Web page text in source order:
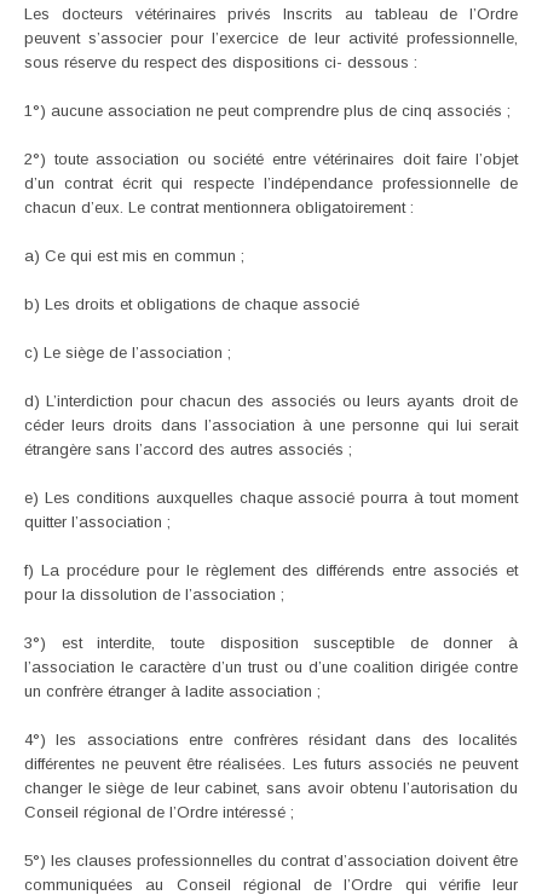
Les docteurs vétérinaires privés Inscrits au tableau de l’Ordre
peuvent s’associer pour l’exercice de leur activité professionnelle,
sous réserve du respect des dispositions ci- dessous :
1°) aucune association ne peut comprendre plus de cinq associés ;
2°) toute association ou société entre vétérinaires doit faire l’objet
d’un contrat écrit qui respecte l’indépendance professionnelle de
chacun d’eux. Le contrat mentionnera obligatoirement :
a) Ce qui est mis en commun ;
b) Les droits et obligations de chaque associé
c) Le siège de l’association ;
d) L’interdiction pour chacun des associés ou leurs ayants droit de
céder leurs droits dans l’association à une personne qui lui serait
étrangère sans l’accord des autres associés ;
e) Les conditions auxquelles chaque associé pourra à tout moment
quitter l’association ;
f) La procédure pour le règlement des différends entre associés et
pour la dissolution de l’association ;
3°) est interdite, toute disposition susceptible de donner à
l’association le caractère d’un trust ou d’une coalition dirigée contre
un confrère étranger à ladite association ;
4°) les associations entre confrères résidant dans des localités
différentes ne peuvent être réalisées. Les futurs associés ne peuvent
changer le siège de leur cabinet, sans avoir obtenu l’autorisation du
Conseil régional de l’Ordre intéressé ;
5°) les clauses professionnelles du contrat d’association doivent être
communiquées au Conseil régional de l’Ordre qui vérifie leur